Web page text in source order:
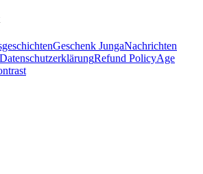
Geschenk JungaNachrichten
DatenschutzerklärungRefund PolicyAge